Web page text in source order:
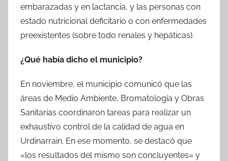
embarazadas y en lactancia, y las personas con
estado nutricional deficitario o con enfermedades
preexistentes (sobre todo renales y hepáticas).
¿Qué había dicho el municipio?
En noviembre, el municipio comunicó que las
áreas de Medio Ambiente, Bromatología y Obras
Sanitarias coordinaron tareas para realizar un
exhaustivo control de la calidad de agua en
Urdinarrain. En ese momento, se destacó que
«los resultados del mismo son concluyentes» y